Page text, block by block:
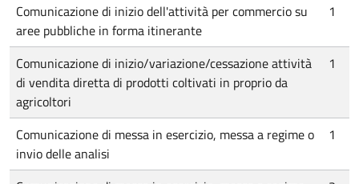
Comunicazione di inizio dell'attività per commercio su
aree pubbliche in forma itinerante
1
Comunicazione di inizio/variazione/cessazione attività
di vendita diretta di prodotti coltivati in proprio da
agricoltori
1
Comunicazione di messa in esercizio, messa a regime o
invio delle analisi
1